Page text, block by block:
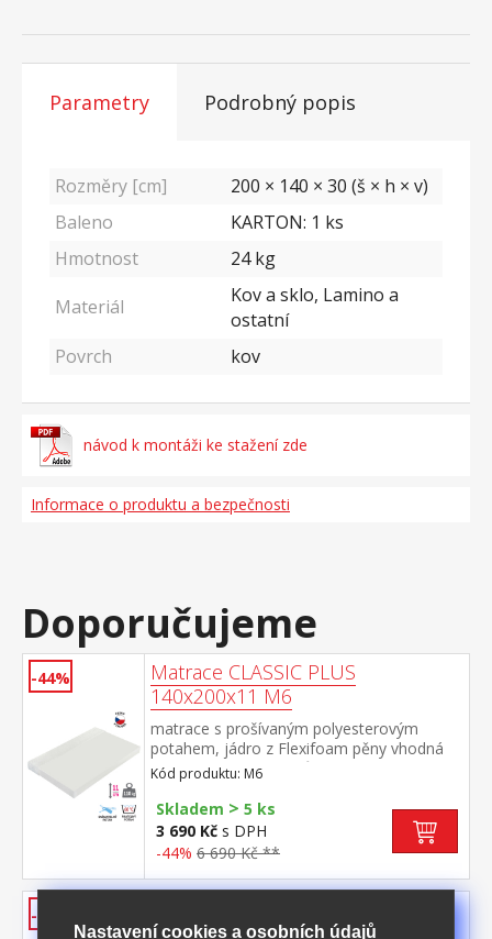
Parametry Podrobný popis
Rozměry [cm]
200 × 140 × 30 (š × h × v)
Baleno
KARTON: 1 ks
Hmotnost
24kg
Materiál
Kov a sklo, Lamino a
ostatní
Povrch
kov
návod k montáži ke stažení zde
Informace o produktu a bezpečnosti
Doporučujeme
-44%
Matrace CLASSIC PLUS
140x200x11 M6
matrace s prošívaným polyesterovým
potahem, jádro z Flexifoam pěny vhodná
pro všechny typy roštů potah snímatelný a
pratelný do 40 °C doporučená nosnost do
110 kg
Kód produktu: M6
Skladem > 5 ks
3 690 Kč s DPH
-44% 6 690 Kč **
-57%
Nastavení cookies a osobních údajů